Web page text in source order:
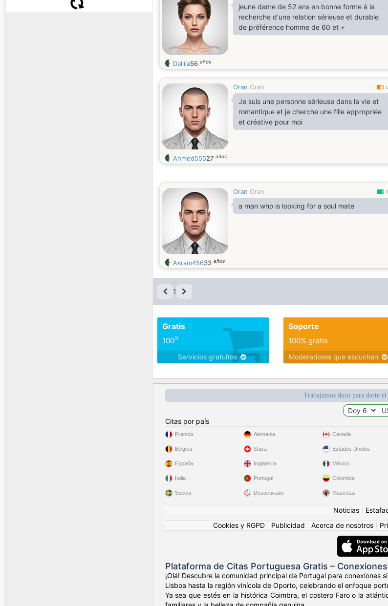
jeune dame de 52 ans en bonne forme à la
recherche d'une relation sérieuse et durable
de préférence homme de 60 et +
Dallila56 años
Oran Oran
Je suis une personne sérieuse dans la vie et
romantique et je cherche une fille appropriée
et créative pour moi
Ahmed55527 años
Oran Oran
a man who is looking for a soul mate
Akram45633 años
1
Gratis
100%
Servicios gratuitos
Soporte
100% gratis
Moderadores que escuchan
Trabajamos duro para darte
Citas por país
Francia
Bélgica
España
Italia
Suecia
Alemania
Suiza
Inglaterra
Portugal
Desactivado
Canadá
Estados Unidos
México
Colombia
Mascotas
Noticias
Cookies y RGPD
Publicidad Acerca de nosotros
Plataforma de Citas Portuguesa Gratis –
¡Olá! Descubre la comunidad principal de Portugal para
Lisboa hasta la región vinícola de Oporto, celebrando el enfoque
Ya sea que estés en la histórica Coimbra, el costero Faro o la